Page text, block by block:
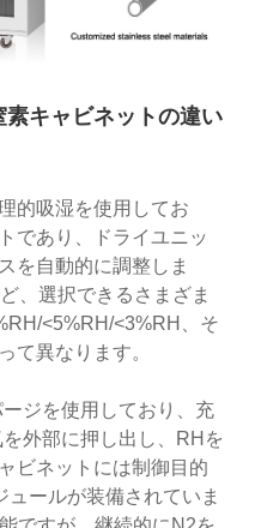
キャビネットの違い
的吸湿を使用してお
であり、ドライユニッ
を自動的に調整しま
、選択できるさまざま
<5%RH/<3%RH、そ
て異なります。
ジを使用しており、充
外部に押し出し、RHを
ビネットには制御目的
ールが装備されていま